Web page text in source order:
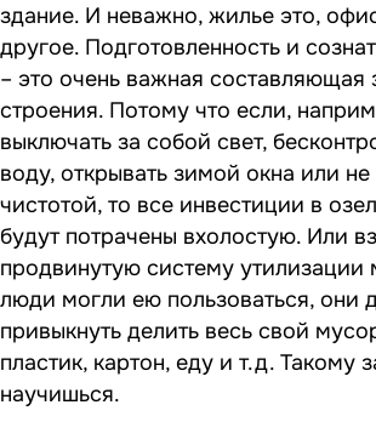
здание. И неважно, жилье это,
другое. Подготовленность и
– это очень важная составляющая
строения. Потому что если,
выключать за собой свет,
воду, открывать зимой окна или не
чистотой, то все инвестиции в
будут потрачены вхолостую. Или
продвинутую систему утилизации
люди могли ею пользоваться, они
привыкнуть делить весь свой
пластик, картон, еду и т.д. Такому
научишься.